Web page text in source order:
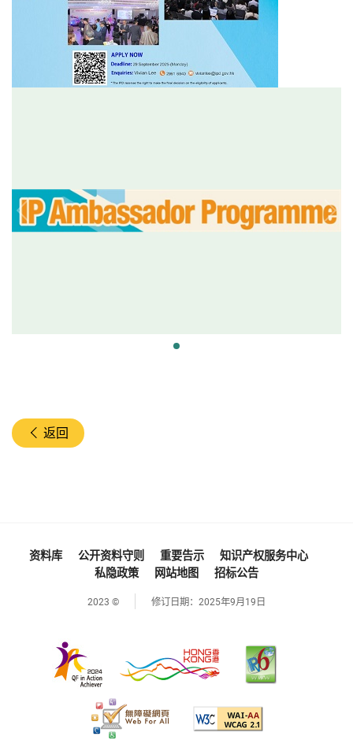
返回
资料库 公开资料守则 重要告示
知识产权服务中心
私隐政策
网站地图 招标公告
2023 © 修订日期： 2025年9月19日